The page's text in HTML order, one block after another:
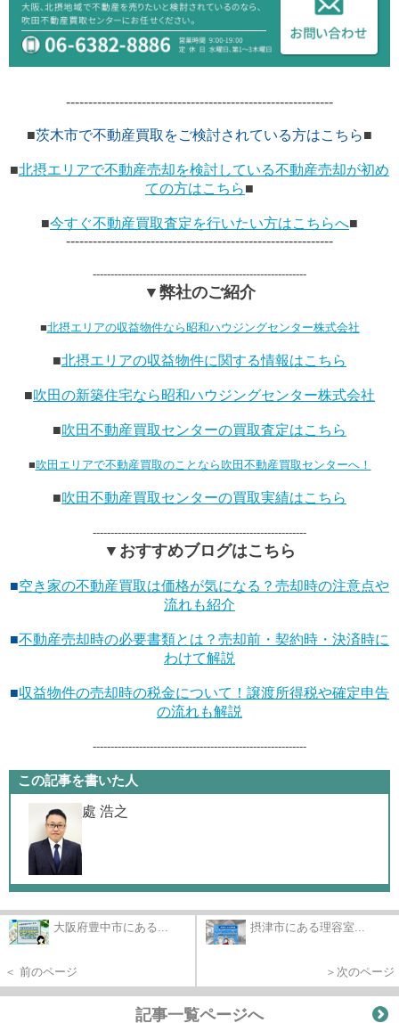
------------------------------------------------------------
■茨木市で不動産買取をご検討されている方はこちら■
■北摂エリアで不動産売却を検討している不動産売却が初め
ての方はこちら■
■今すぐ不動産買取査定を行いたい方はこちらへ■
------------------------------------------------------------
------------------------------------------------------------
▼弊社のご紹介
■北摂エリアの収益物件なら昭和ハウジングセンター株式会社
■北摂エリアの収益物件に関する情報はこちら
■吹田の新築住宅なら昭和ハウジングセンター株式会社
■吹田不動産買取センターの買取査定はこちら
■吹田エリアで不動産買取のことなら吹田不動産買取センターへ！
■吹田不動産買取センターの買取実績はこちら
------------------------------------------------------------
▼おすすめブログはこちら
■空き家の不動産買取は価格が気になる？売却時の注意点や
流れも紹介
■不動産売却時の必要書類とは？売却前・契約時・決済時に
わけて解説
■収益物件の売却時の税金について！譲渡所得税や確定申告
の流れも解説
------------------------------------------------------------
この記事を書いた人
處 浩之
大阪府豊中市にある...
＜ 前のページ
摂津市にある理容室...
＞次のページ
記事一覧ページへ